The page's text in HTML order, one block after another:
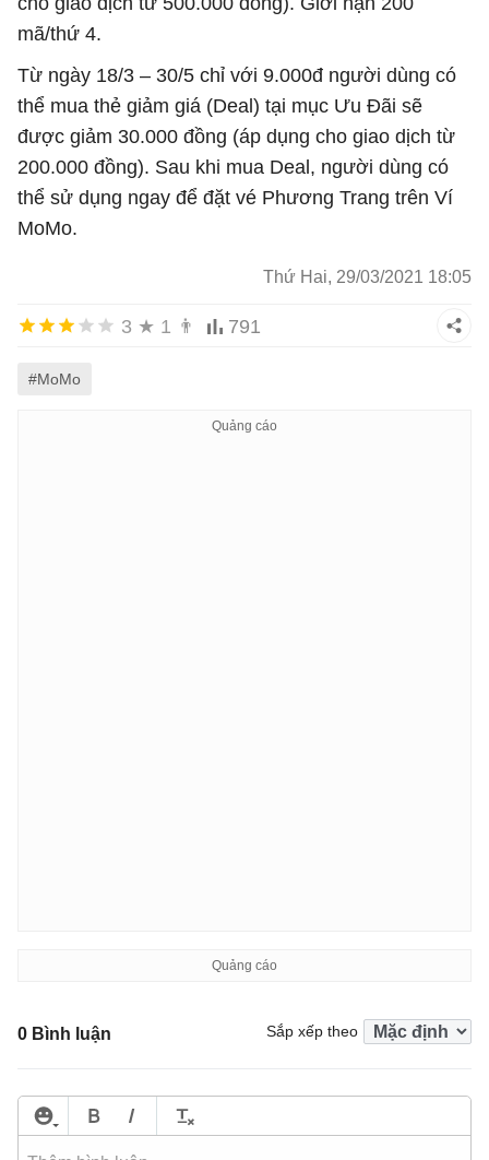
mã/thứ 4.
Từ ngày 18/3 – 30/5 chỉ với 9.000đ người dùng có
thể mua thẻ giảm giá (Deal) tại mục Ưu Đãi sẽ
được giảm 30.000 đồng (áp dụng cho giao dịch từ
200.000 đồng). Sau khi mua Deal, người dùng có
thể sử dụng ngay để đặt vé Phương Trang trên Ví
MoMo.
Thứ Hai, 29/03/2021 18:05
3 ★ 1 👨 791
#MoMo
0 Bình luận Sắp xếp theo